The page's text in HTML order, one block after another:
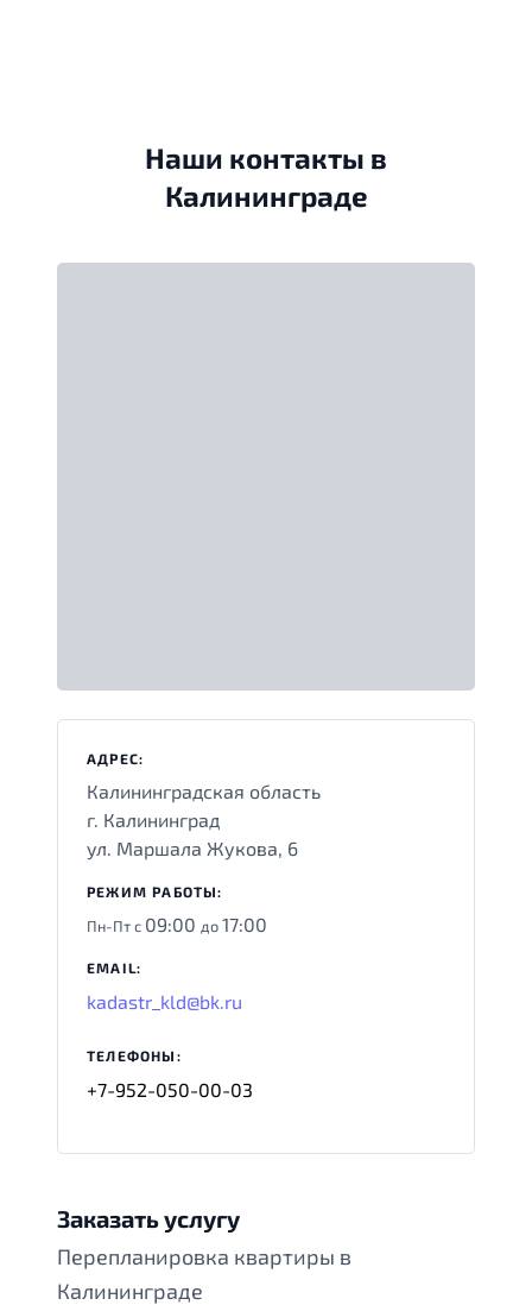
Наши контакты в
Калининграде
АДРЕС:
Калининградская область
г. Калининград
ул. Маршала Жукова, 6
РЕЖИМ РАБОТЫ:
Пн-Пт с 09:00 до17:00
EMAIL:
kadastr_kld@bk.ru
ТЕЛЕФОНЫ:
+7-952-050-00-03
Заказать услугу
Перепланировка квартиры в
Калининграде